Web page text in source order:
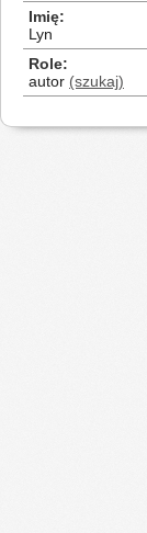
Imię
Lyn
Role
autor (szukaj)